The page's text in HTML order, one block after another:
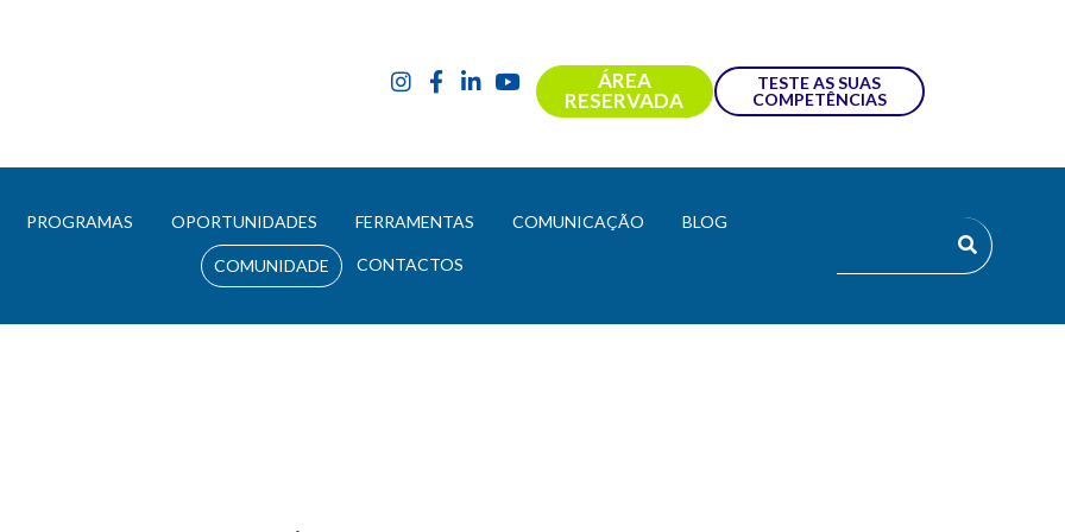
ÁREA
RESERVADA
TESTE AS SUAS
COMPETÊNCIAS
PROGRAMAS OPORTUNIDADES FERRAMENTAS COMUNICAÇÃO BLOG
COMUNIDADE CONTACTOS